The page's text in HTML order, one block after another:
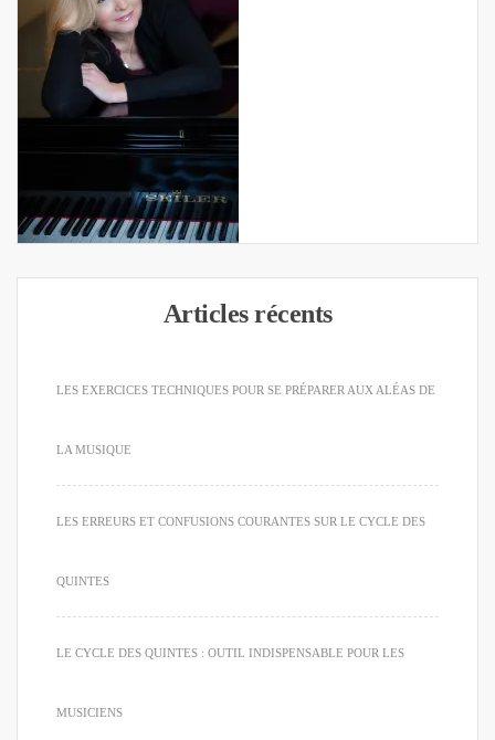
Articles récents
LES EXERCICES TECHNIQUES POUR SE PRÉPARER AUX ALÉAS DE
LA MUSIQUE
LES ERREURS ET CONFUSIONS COURANTES SUR LE CYCLE DES
QUINTES
LE CYCLE DES QUINTES : OUTIL INDISPENSABLE POUR LES
MUSICIENS